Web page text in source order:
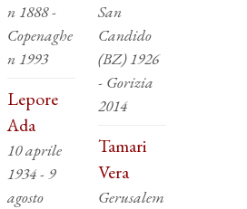
n 1888 -
Copenaghe
n 1993
Lepore
Ada
10 aprile
1934 - 9
agosto
San
Candido
(BZ) 1926
- Gorizia
2014
Tamari
Vera
Gerusalem